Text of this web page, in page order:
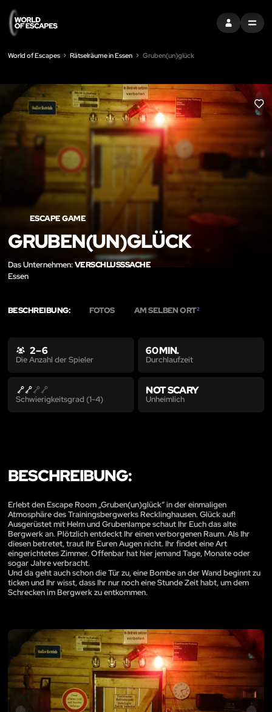
EINTRAGEN
MENU
World of Escapes Rätselräume in Essen Gruben(un)glück
LIKE
ESCAPE GAME
GRUBEN(UN)GLÜCK
Das Unternehmen:VERSCHLUSSSACHE
Essen
BESCHREIBUNG: FOTOS AM SELBEN ORT2
2 – 6
Die Anzahl der Spieler
60 MIN.
Durchlaufzeit
Schwierigkeitsgrad (1-4)
NOT SCARY
Unheimlich
BESCHREIBUNG:
Erlebt den Escape Room „Gruben(un)glück“ in der einmaligen
Atmosphäre des Trainingsbergwerks Recklinghausen. Glück auf!
Ausgerüstet mit Helm und Grubenlampe schaut Ihr Euch das alte
Bergwerk an. Plötzlich entdeckt Ihr einen verborgenen Raum. Als Ihr
diesen betretet, traut Ihr Euren Augen nicht. Ihr findet eine Art
eingerichtetes Zimmer. Offenbar hat hier jemand Tage, Monate oder
sogar Jahre verbracht.
Und da geht auch schon die Tür zu, eine Bombe an der Wand beginnt zu
ticken und Ihr wisst, dass Ihr nur noch eine Stunde Zeit habt, um dem
Schrecken im Bergwerk zu entkommen.